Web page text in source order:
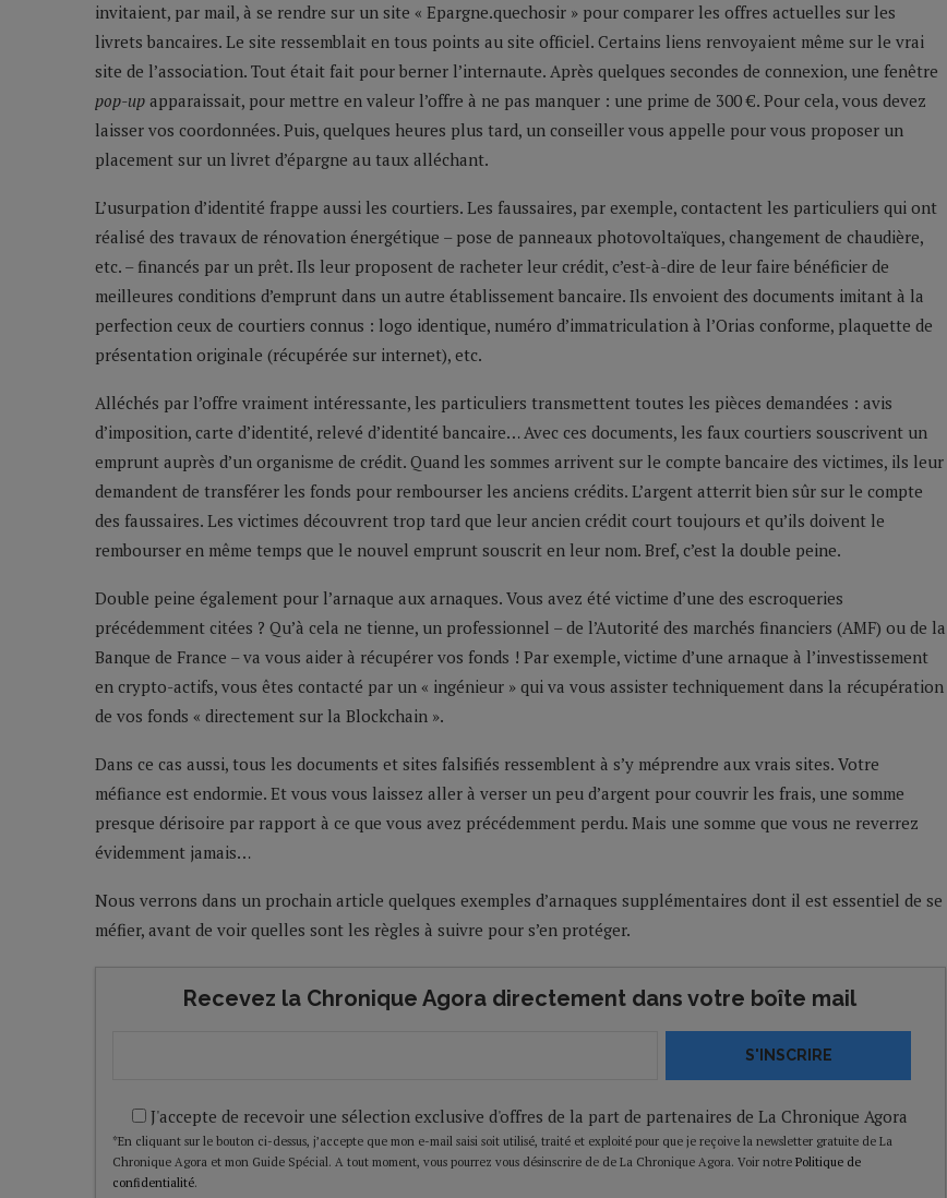
invitaient, par mail, à se rendre sur un site « Epargne.quechosir » pour comparer les offres actuelles sur les
livrets bancaires. Le site ressemblait en tous points au site officiel. Certains liens renvoyaient même sur le vrai
site de l’association. Tout était fait pour berner l’internaute. Après quelques secondes de connexion, une fenêtre
pop-up apparaissait, pour mettre en valeur l’offre à ne pas manquer : une prime de 300 €. Pour cela, vous devez
laisser vos coordonnées. Puis, quelques heures plus tard, un conseiller vous appelle pour vous proposer un
placement sur un livret d’épargne au taux alléchant.
L’usurpation d’identité frappe aussi les courtiers. Les faussaires, par exemple, contactent les particuliers qui ont
réalisé des travaux de rénovation énergétique – pose de panneaux photovoltaïques, changement de chaudière,
etc. – financés par un prêt. Ils leur proposent de racheter leur crédit, c’est-à-dire de leur faire bénéficier de
meilleures conditions d’emprunt dans un autre établissement bancaire. Ils envoient des documents imitant à la
perfection ceux de courtiers connus : logo identique, numéro d’immatriculation à l’Orias conforme, plaquette de
présentation originale (récupérée sur internet), etc.
Alléchés par l’offre vraiment intéressante, les particuliers transmettent toutes les pièces demandées : avis
d’imposition, carte d’identité, relevé d’identité bancaire… Avec ces documents, les faux courtiers souscrivent un
emprunt auprès d’un organisme de crédit. Quand les sommes arrivent sur le compte bancaire des victimes, ils leur
demandent de transférer les fonds pour rembourser les anciens crédits. L’argent atterrit bien sûr sur le compte
des faussaires. Les victimes découvrent trop tard que leur ancien crédit court toujours et qu’ils doivent le
rembourser en même temps que le nouvel emprunt souscrit en leur nom. Bref, c’est la double peine.
Double peine également pour l’arnaque aux arnaques. Vous avez été victime d’une des escroqueries
précédemment citées ? Qu’à cela ne tienne, un professionnel – de l’Autorité des marchés financiers (AMF) ou de la
Banque de France – va vous aider à récupérer vos fonds ! Par exemple, victime d’une arnaque à l’investissement
en crypto-actifs, vous êtes contacté par un « ingénieur » qui va vous assister techniquement dans la récupération
de vos fonds « directement sur la Blockchain ».
Dans ce cas aussi, tous les documents et sites falsifiés ressemblent à s’y méprendre aux vrais sites. Votre
méfiance est endormie. Et vous vous laissez aller à verser un peu d’argent pour couvrir les frais, une somme
presque dérisoire par rapport à ce que vous avez précédemment perdu. Mais une somme que vous ne reverrez
évidemment jamais…
Nous verrons dans un prochain article quelques exemples d’arnaques supplémentaires dont il est essentiel de se
méfier, avant de voir quelles sont les règles à suivre pour s’en protéger.
Recevez la Chronique Agora directement dans votre boîte mail
S'INSCRIRE
J'accepte de recevoir une sélection exclusive d'offres de la part de partenaires de La Chronique Agora
*En cliquant sur le bouton ci-dessus, j’accepte que mon e-mail saisi soit utilisé, traité et exploité pour que je reçoive la newsletter gratuite de La
Chronique Agora et mon Guide Spécial. A tout moment, vous pourrez vous désinscrire de de La Chronique Agora. Voir notre Politique de
confidentialité.